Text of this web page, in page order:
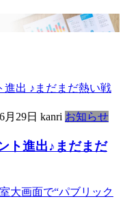
月29日 kanri お知らせ
ト進出♪まだまだ
大画面で“パブリック